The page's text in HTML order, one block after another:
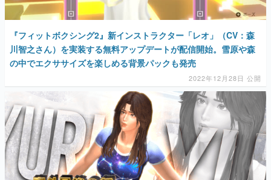
『フィットボクシング2』新インストラクター「レオ」（CV：森
川智之さん）を実装する無料アップデートが配信開始。雪原や森
の中でエクササイズを楽しめる背景パックも発売
2022年12月28日 公開